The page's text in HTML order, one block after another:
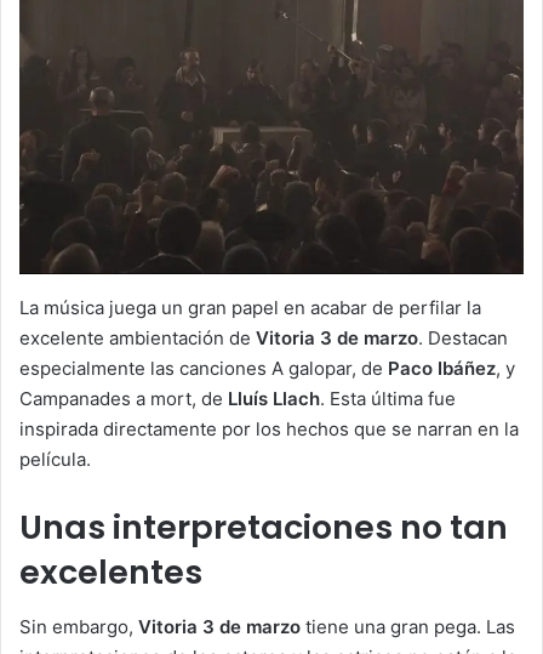
La música juega un gran papel en acabar de perfilar la
excelente ambientación de Vitoria 3 de marzo. Destacan
especialmente las canciones A galopar, de Paco Ibáñez, y
Campanades a mort, de Lluís Llach. Esta última fue
inspirada directamente por los hechos que se narran en la
película.
Unas interpretaciones no tan
excelentes
Sin embargo, Vitoria 3 de marzo tiene una gran pega. Las